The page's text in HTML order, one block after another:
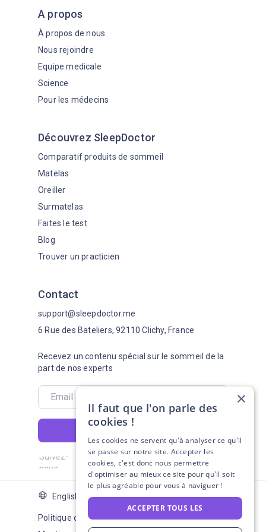
A propos
Découvrez SleepDoctor
Contact
Nous rejoindre
Equipe medicale
Science
Matelas
Comparatif produits de sommeil
Oreiller
Surmatelas
Blog
Trouver un practicien
Faites le test
Pour les médecins
Recevez un contenu spécial sur le sommeil de la
part de nos experts
support@sleepdoctor.me
6 Rue des Bateliers, 92110 Clichy, France
Suivez-
nous
Politique de confidentialité
English Version
À propos de nous
×
Il faut que l'on parle des
cookies !
Les cookies ne servent qu'à analyser ce qu'il
se passe sur notre site. Accepter les
cookies, c'est donc nous permettre
d'optimiser au mieux ce site pour qu'il soit
le plus agréable pour vous à naviguer !
ACCEPTER TOUS LES